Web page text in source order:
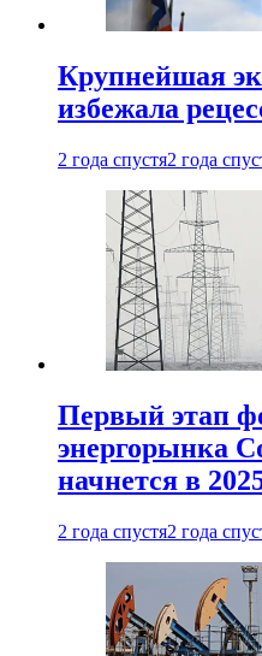
Крупнейшая
избежала
2 года спустя2 года
Первый этап
энергорынка
начнется в
2 года спустя2 года